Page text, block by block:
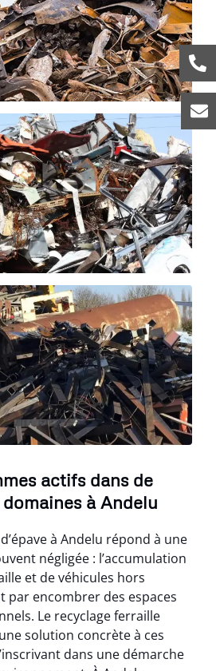
actifs dans de
à Andelu
à Andelu répond à une
négligée : l’accumulation
et de véhicules hors
par encombrer des espaces
Le recyclage ferraille
solution concrète à ces
dans une démarche